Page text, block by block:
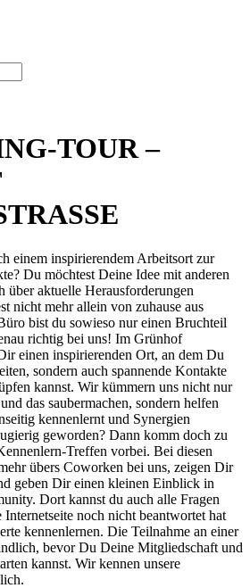
TOUR –
einem inspirierendem Arbeitsort zur
Du möchtest Deine Idee mit anderen
über aktuelle Herausforderungen
nicht mehr allein von zuhause aus
bist du sowieso nur einen Bruchteil
richtig bei uns! Im Grünhof
einen inspirierenden Ort, an dem Du
sondern auch spannende Kontakte
kannst. Wir kümmern uns nicht nur
das saubermachen, sondern helfen
kennenlernt und Synergien
geworden? Dann komm doch zu
Treffen vorbei. Bei diesen
übers Coworken bei uns, zeigen Dir
geben Dir einen kleinen Einblick in
Dort kannst du auch alle Fragen
noch nicht beantwortet hat
kennenlernen. Die Teilnahme an einer
bevor Du Deine Mitgliedschaft und
kannst. Wir kennen unsere